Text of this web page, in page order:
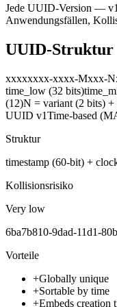
Jede UUID-Version —
Anwendungsfällen,
UUID-Struktur
xxxxxxxx-xxxx-Mxxx-
time_low (32 bits)
(12)N = variant (2 bits)
UUID v1Time-based
Struktur
timestamp (60-bit) +
Kollisionsrisiko
Very low
6ba7b810-9dad-11d1-
Vorteile
+Globally unique
+Sortable by time
+Embeds creation